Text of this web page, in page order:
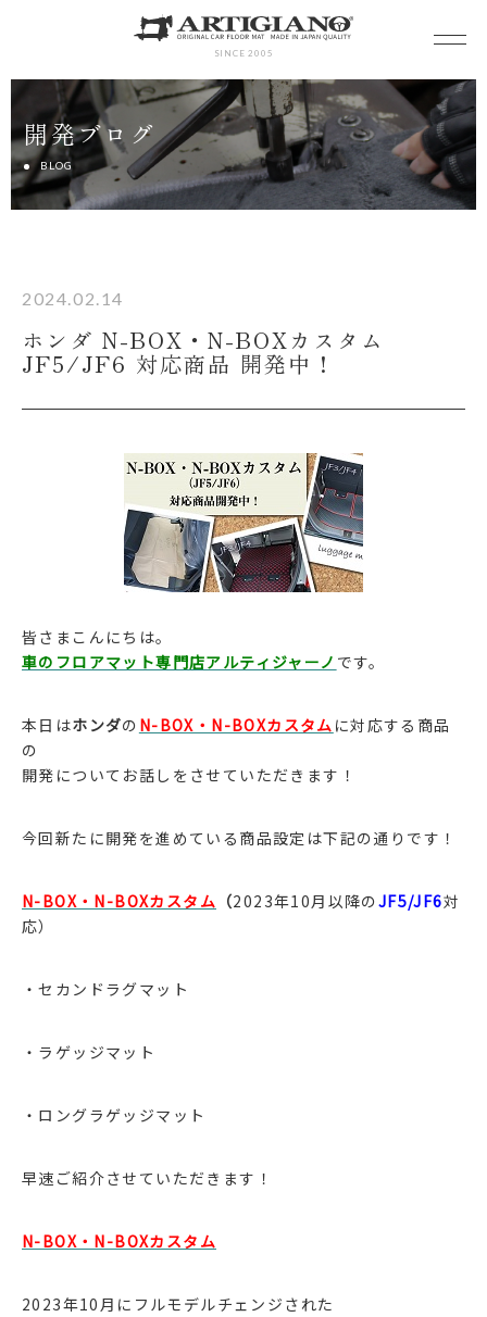
SINCE 2005
開発ブログ
BLOG
2024.02.14
ホンダ N-BOX・N-BOXカスタム
JF5/JF6 対応商品 開発中！
皆さまこんにちは。
車のフロアマット専門店アルティジャーノ です。
本日はホンダの N-BOX・N-BOXカスタム に対応する商品
の
開発についてお話しをさせていただきます！
今回新たに開発を進めている商品設定は下記の通りです！
N-BOX・N-BOXカスタム （2023年10月以降のJF5/JF6対
応）
・セカンドラグマット
・ラゲッジマット
・ロングラゲッジマット
早速ご紹介させていただきます！
N-BOX・N-BOXカスタム
2023年10月にフルモデルチェンジされた